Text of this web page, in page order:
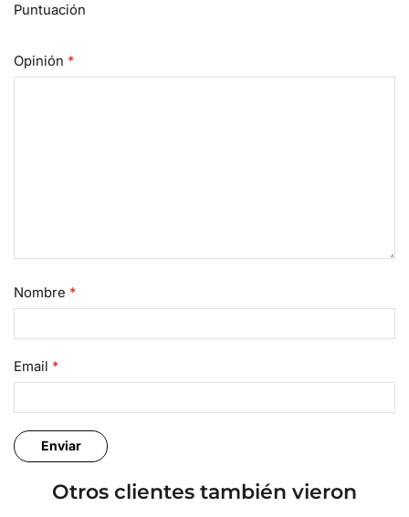
Puntuación
Opinión *
Nombre *
Email *
Otros clientes también vieron